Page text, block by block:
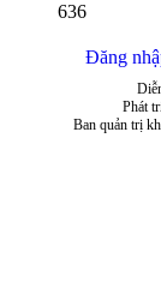
636
Đăng
Phát
Ban quản trị